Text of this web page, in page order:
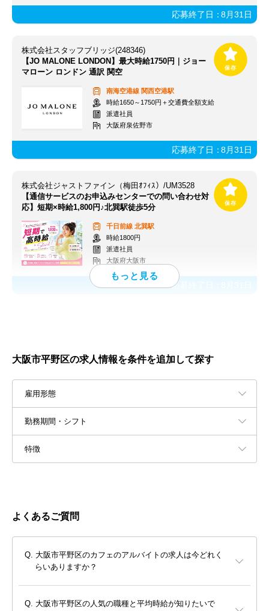
応募終了日：8月31日
株式会社スタッフブリッジ(248346)
【JO MALONE LONDON】最大時給1750円｜ジョー
マローン ロンドン 通訳 関空
南海空港線 関西空港駅
時給1650～1750円＋交通費全額支給
派遣社員
大阪府泉佐野市
応募終了日：8月31日
株式会社ジャストファイン（梅田ｵﾌｨｽ）/UM3528
【通信サービスのお申込みセンターでの問い合わせ対
応】短期×時給1,800円♪北巽駅徒歩5分
千日前線 北巽駅
時給1800円
派遣社員
大阪府大阪市
応募終了日：
大阪市平野区の求人情報を条件を追加して探す
雇用形態
勤務期間・シフト
特徴
よくあるご質問
大阪市平野区のカフェのアルバイトの求人は今どれく
らいありますか？
大阪市平野区の人気の職種と平均時給が知りたいで